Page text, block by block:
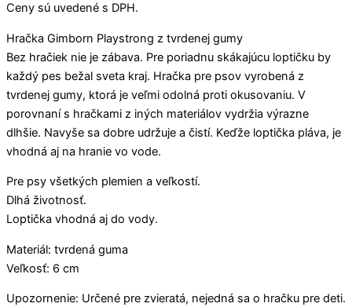
Ceny sú uvedené s DPH.
Hračka Gimborn Playstrong z tvrdenej gumy
Bez hračiek nie je zábava. Pre poriadnu skákajúcu loptičku by
každý pes bežal sveta kraj. Hračka pre psov vyrobená z
tvrdenej gumy, ktorá je veľmi odolná proti okusovaniu. V
porovnaní s hračkami z iných materiálov vydržia výrazne
dlhšie. Navyše sa dobre udržuje a čistí. Keďže loptička pláva, je
vhodná aj na hranie vo vode.
Pre psy všetkých plemien a veľkostí.
Dlhá životnosť.
Loptička vhodná aj do vody.
Materiál: tvrdená guma
Veľkosť: 6 cm
Upozornenie: Určené pre zvieratá, nejedná sa o hračku pre deti.